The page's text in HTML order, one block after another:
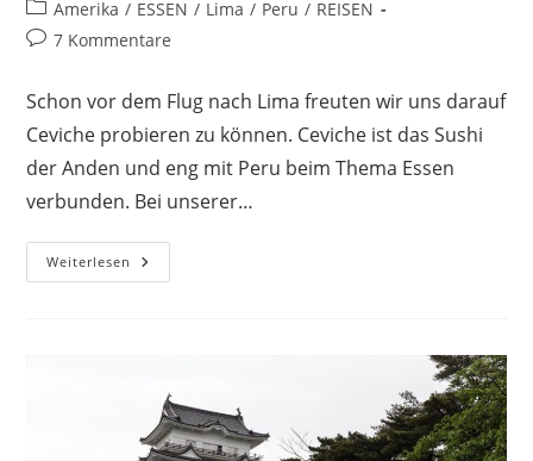
Beitrags-
Kategorie:
Amerika / ESSEN / Lima / Peru / REISEN
Beitrags-
7 Kommentare
Schon vor dem Flug nach Lima freuten wir uns darauf
Ceviche probieren zu können. Ceviche ist das Sushi
der Anden und eng mit Peru beim Thema Essen
verbunden. Bei unserer…
Weiterlesen Sushi
Der